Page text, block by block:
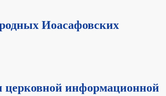
Иоасафовских
информационной